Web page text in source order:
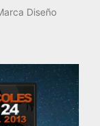
Diseño